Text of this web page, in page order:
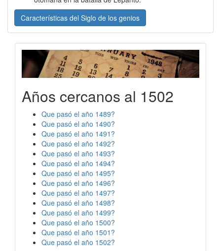
Características del Siglo de los genios
Años cercanos al 1502
Que pasó el año 1489?
Que pasó el año 1490?
Que pasó el año 1491?
Que pasó el año 1492?
Que pasó el año 1493?
Que pasó el año 1494?
Que pasó el año 1495?
Que pasó el año 1496?
Que pasó el año 1497?
Que pasó el año 1498?
Que pasó el año 1499?
Que pasó el año 1500?
Que pasó el año 1501?
Que pasó el año 1502?